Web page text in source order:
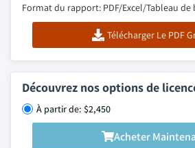
Format du rapport: PDF/Excel/Tableau
Télécharger Le PDF
Découvrez nos options de
À partir de: $2,450
Acheter